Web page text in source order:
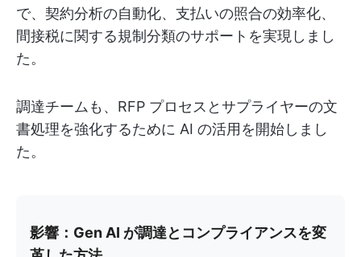
で、契約分析の自動化、支払いの照合の効率化、
間接税に関する規制分類のサポートを実現しまし
た。
調達チームも、RFP プロセスとサプライヤーの文
書処理を強化するために AI の活用を開始しまし
た。
影響：Gen AI が調達とコンプライアンスを変